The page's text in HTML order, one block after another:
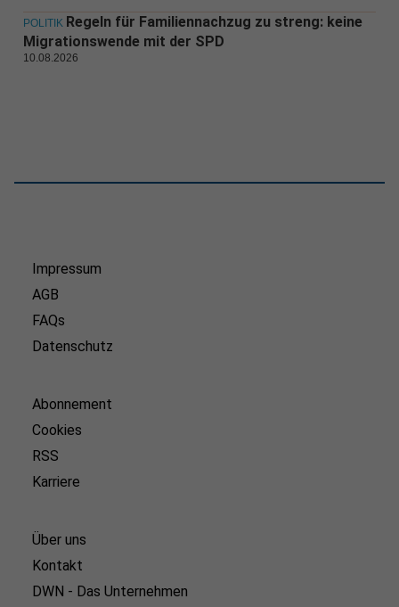
POLITIK Regeln für Familiennachzug zu streng: keine
Migrationswende mit der SPD
10.08.2026
Impressum
AGB
FAQs
Datenschutz
Abonnement
Cookies
RSS
Karriere
Über uns
Kontakt
DWN - Das Unternehmen